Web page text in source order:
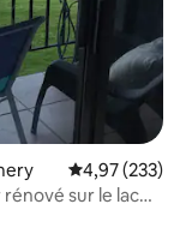
Évaluation
4,97 (233)
sur le lac